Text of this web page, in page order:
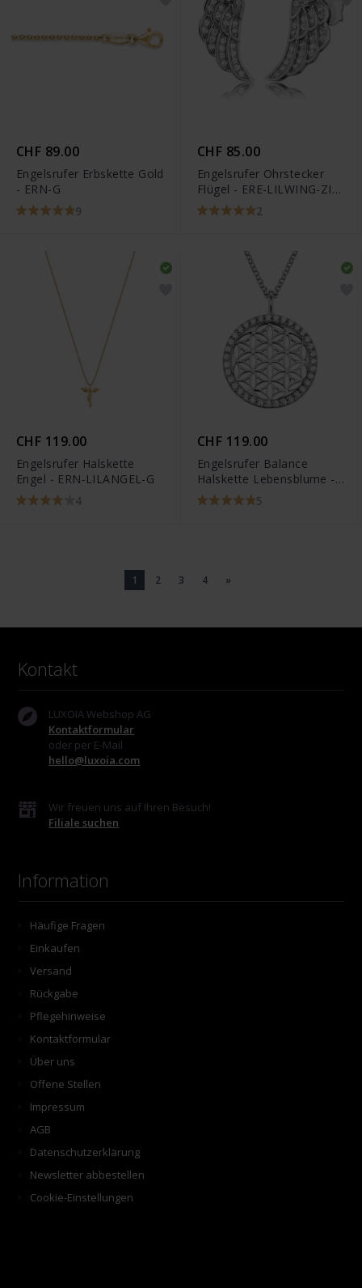
CHF 89.00
Engelsrufer Erbskette Gold
- ERN-G
9
CHF 85.00
Engelsrufer Ohrstecker
Flügel - ERE-LILWING-ZI-
ST
2
CHF 119.00
Engelsrufer Halskette
Engel - ERN-LILANGEL-G
4
CHF 119.00
Engelsrufer Balance
Halskette Lebensblume -
ERN-LILLIFL-ZI
5
1 2 3 4 »
Kontakt
LUXOIA Webshop AG
Kontaktformular
oder per E-Mail
hello@luxoia.com
Wir freuen uns auf Ihren Besuch!
Filiale suchen
Information
Häufige Fragen
Einkaufen
Versand
Rückgabe
Pflegehinweise
Kontaktformular
Über uns
Offene Stellen
Impressum
AGB
Datenschutzerklärung
Newsletter abbestellen
Cookie-Einstellungen